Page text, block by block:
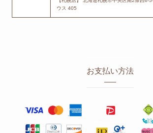
ウス 405
お支払い方法